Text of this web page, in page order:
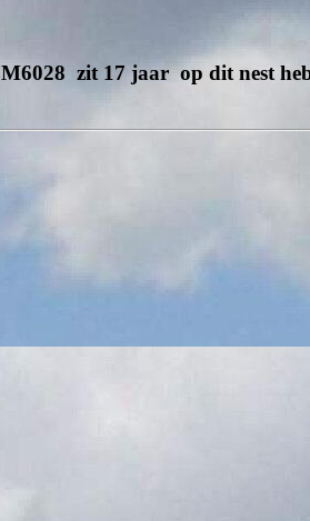
M6028 zit 17 jaar op dit nest